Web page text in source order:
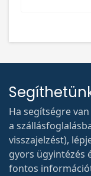
Ha segítségre
a
visszajelzést),
gyors ügyintézés
fontos